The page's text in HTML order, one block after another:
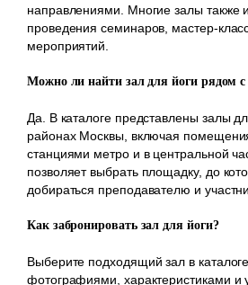
направлениями. Многие залы также
проведения семинаров, мастер-
мероприятий.
Можно ли найти зал для йоги рядом с
Да. В каталоге представлены залы
районах Москвы, включая
станциями метро и в центральной
позволяет выбрать площадку, до
добираться преподавателю и
Как забронировать зал для йоги?
Выберите подходящий зал в
фотографиями, характеристиками и